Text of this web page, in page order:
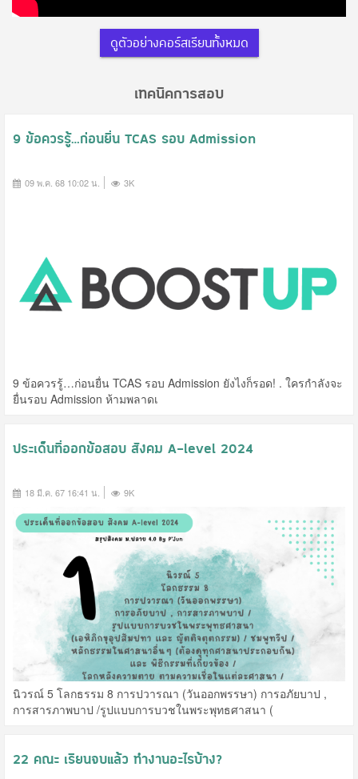
ดูตัวอย่างคอร์สเรียนทั้งหมด
เทคนิคการสอบ
9 ข้อควรรู้…ก่อนยื่น TCAS รอบ Admission
09 พ.ค. 68 10:02 น. 3K
9 ข้อควรรู้…ก่อนยื่น TCAS รอบ Admission ยังไงก็รอด! . ใครกำลังจะ
ยื่นรอบ Admission ห้ามพลาดเ
ประเด็นที่ออกข้อสอบ สังคม A-level 2024
18 มี.ค. 67 16:41 น. 9K
นิวรณ์ 5 โลกธรรม 8 การปวารณา (วันออกพรรษา) การอภัยบาป ,
การสารภาพบาป /รูปแบบการบวชในพระพุทธศาสนา (
22 คณะ เรียนจบแล้ว ทำงานอะไรบ้าง?